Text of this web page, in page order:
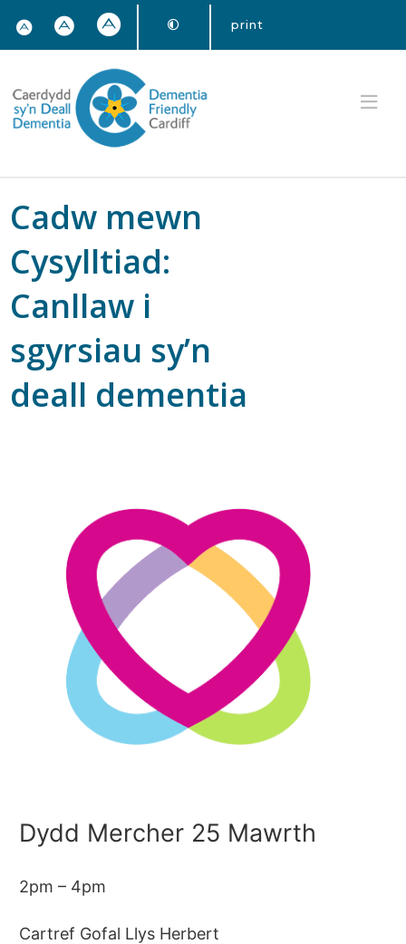
print
Cadw mewn
Cysylltiad:
Canllaw i
sgyrsiau sy’n
deall dementia
Dydd Mercher 25 Mawrth
2pm – 4pm
Cartref Gofal Llys Herbert